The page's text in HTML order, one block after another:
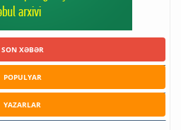
SON XƏBƏR
POPULYAR
YAZARLAR